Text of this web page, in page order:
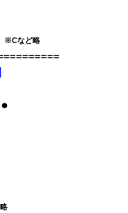
※Cなど略